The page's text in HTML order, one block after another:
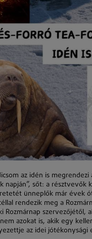
az idén is
napján”, sőt: a
ünneplők már évek
rendezik meg a
Rozmárnap szervezőjétől,
azokat is, akik egy
az idei jótékonysági